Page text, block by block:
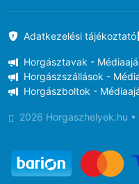
Adatkezelési tájékoztató
Horgásztavak -
Horgászszállások -
Horgászboltok -
2026 Horgaszhelyek.hu